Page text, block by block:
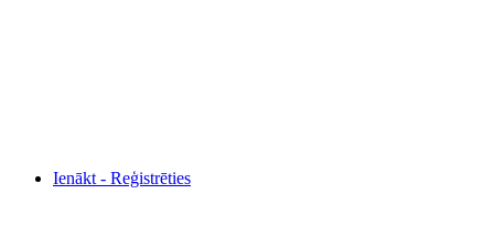
Ienākt - Reģistrēties